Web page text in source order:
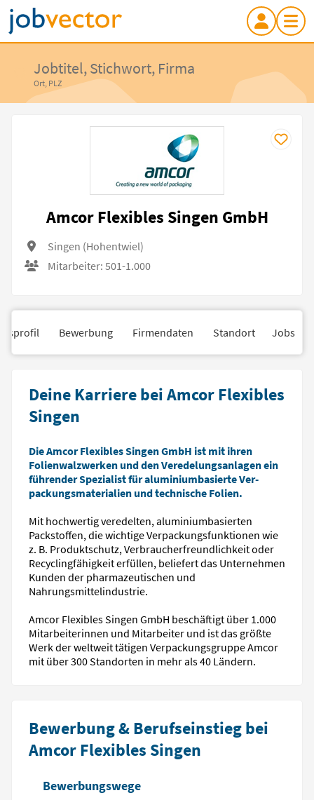
Jobtitel, Stichwort, Firma
Ort, PLZ
Amcor Flexibles Singen GmbH
Singen (Hohentwiel)
Mitarbeiter: 501-1.000
Bewerbung Firmendaten Standort Jobs
Deine Karriere bei Amcor Flexibles
Singen
Die Amcor Flexibles Singen GmbH ist mit ihren
Folienwalzwerken und den Ver­edelungsanlagen ein
führender Spezialist für aluminiumbasierte Ver­
packungs­materialien und technische Folien.
Mit hochwertig veredelten, aluminiumbasierten
Packstoffen, die wichtige Verpackungsfunktionen wie
z. B. Produktschutz, Verbraucherfreundlichkeit oder
Recyclingfähigkeit erfüllen, beliefert das Unternehmen
Kunden der pharmazeutischen und
Nahrungsmittelindustrie.
Amcor Flexibles Singen GmbH beschäftigt über 1.000
Mitarbeiterinnen und Mitarbeiter und ist das größte
Werk der weltweit tätigen Verpackungsgruppe Amcor
mit über 300 Standorten in mehr als 40 Ländern.
Bewerbung & Berufseinstieg bei
Amcor Flexibles Singen
Bewerbungswege